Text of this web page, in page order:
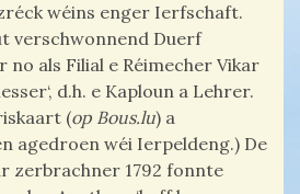
wéins enger Ierfschaft.
verschwonnend Duerf
als Filial e Réimecher Vikar
d.h. e Kaploun a Lehrer.
(op Bous.lu) a
agedroen wéi Ierpeldeng.) De
zerbrachner 1792 fonnte